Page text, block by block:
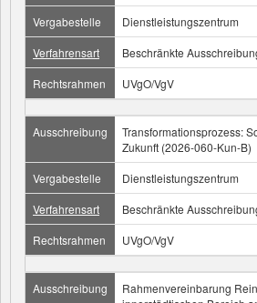
Vergabestelle
Dienstleistungszentrum
Verfahrensart
Beschränkte
Rechtsrahmen
UVgO/VgV
Ausschreibung
Transformationsprozess:
Zukunft (2026-060-Kun-B)
Vergabestelle
Dienstleistungszentrum
Verfahrensart
Beschränkte
Rechtsrahmen
UVgO/VgV
Ausschreibung
Rahmenvereinbarung